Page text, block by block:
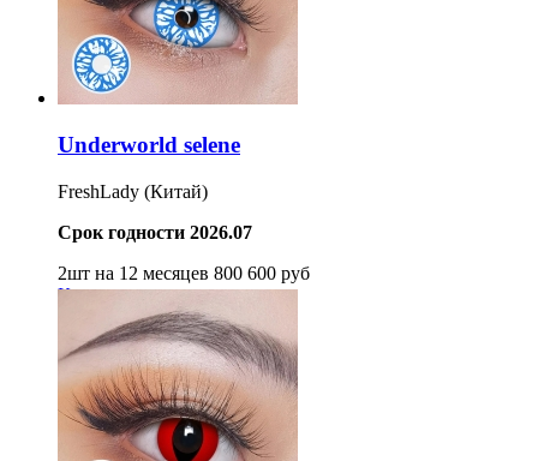
Underworld selene
FreshLady (Китай)
Срок годности 2026.07
2шт на 12 месяцев 800 600 руб
Купить